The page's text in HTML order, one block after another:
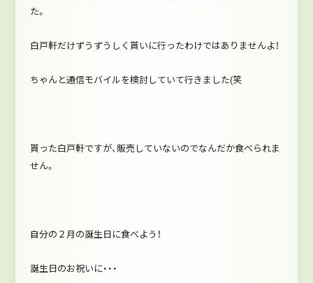
た。
白戸軒だけずうずうしく貰いに行ったわけではありませんよ！
ちゃんと通信モバイルを検討していて行きました(笑
貰った白戸軒ですが、販売していないのでなんだか食べられま
せん。
自分の２月の誕生日に食べよう！
誕生日のお祝いに・・・